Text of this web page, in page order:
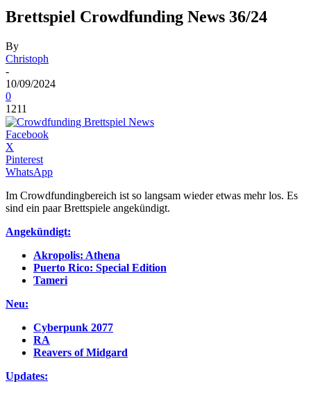
Brettspiel Crowdfunding News 36/24
By
Christoph
-
10/09/2024
0
1211
Facebook
X
Pinterest
WhatsApp
Im Crowdfundingbereich ist so langsam wieder etwas mehr los. Es
sind ein paar Brettspiele angekündigt.
Angekündigt:
Akropolis: Athena
Puerto Rico: Special Edition
Tameri
Neu:
Cyberpunk 2077
RA
Reavers of Midgard
Updates: